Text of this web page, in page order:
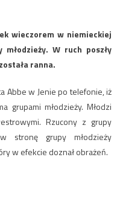
wieczorem w niemieckiej
W ruch poszły
ranna.
Abbe w Jenie po telefonie, iż
grupami młodzieży. Młodzi
Rzucony z grupy
stronę grupy młodzieży
w efekcie doznał obrażeń.